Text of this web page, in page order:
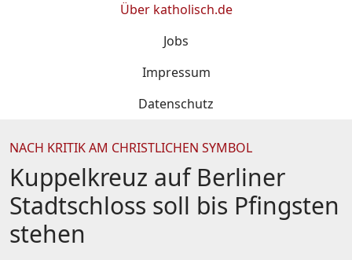
Über katholisch.de
Jobs
Impressum
Datenschutz
NACH KRITIK AM CHRISTLICHEN SYMBOL
Kuppelkreuz auf Berliner
Stadtschloss soll bis Pfingsten
stehen